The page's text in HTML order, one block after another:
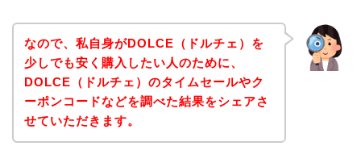
なので、私自身がDOLCE（ドルチェ）を
少しでも安く購入したい人のために、
DOLCE（ドルチェ）のタイムセールやク
ーポンコードなどを調べた結果をシェアさ
せていただきます。